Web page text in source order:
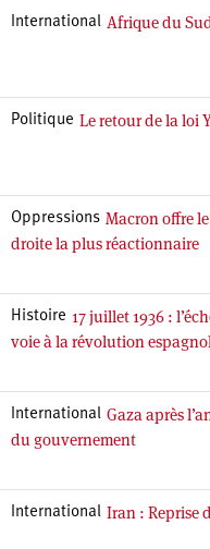
International Afrique du
Politique Le retour de la loi
Oppressions Macron offre
droite la plus réactionnaire
Histoire 17 juillet 1936 :
voie à la révolution
International Gaza après
du gouvernement
International Iran : Reprise